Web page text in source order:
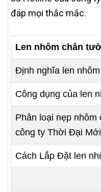
đáp mọi thắc mắc.
Len nhôm chân
Định nghĩa len
Công dụng của len
Phân loại nẹp
công ty Thời Đại Mới
Cách Lắp Đặt len